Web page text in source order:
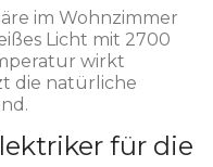
im Wohnzimmer
Licht mit 2700
wirkt
die natürliche
für die